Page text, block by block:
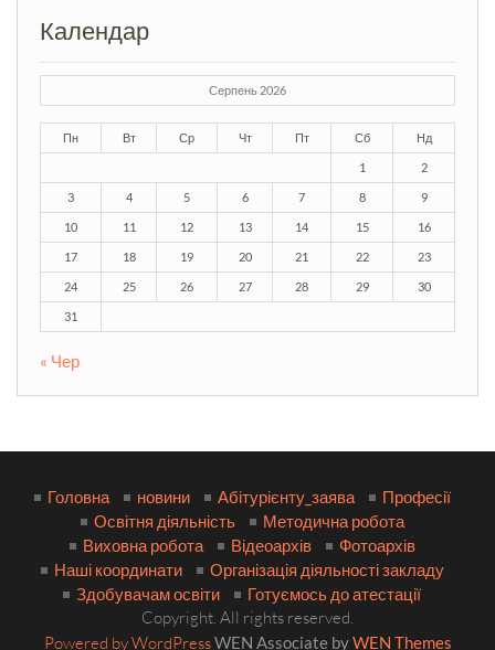
Календар
Серпень 2026
Пн Вт Ср Чт Пт Сб Нд
1 2
3 4 5 6 7 8 9
10 11 12 13 14 15 16
17 18 19 20 21 22 23
24 25 26 27 28 29 30
31
« Чер
Головна новини Абітурієнту_заява
Професії
Освітня діяльність
Методична робота
Виховна робота
Відеоархів
Фотоархів
Наші координати
Організація діяльності закладу
Здобувачам освіти
Готуємось до атестації
Copyright. All rights reserved.
Powered by WordPressWEN Associate byWEN Themes